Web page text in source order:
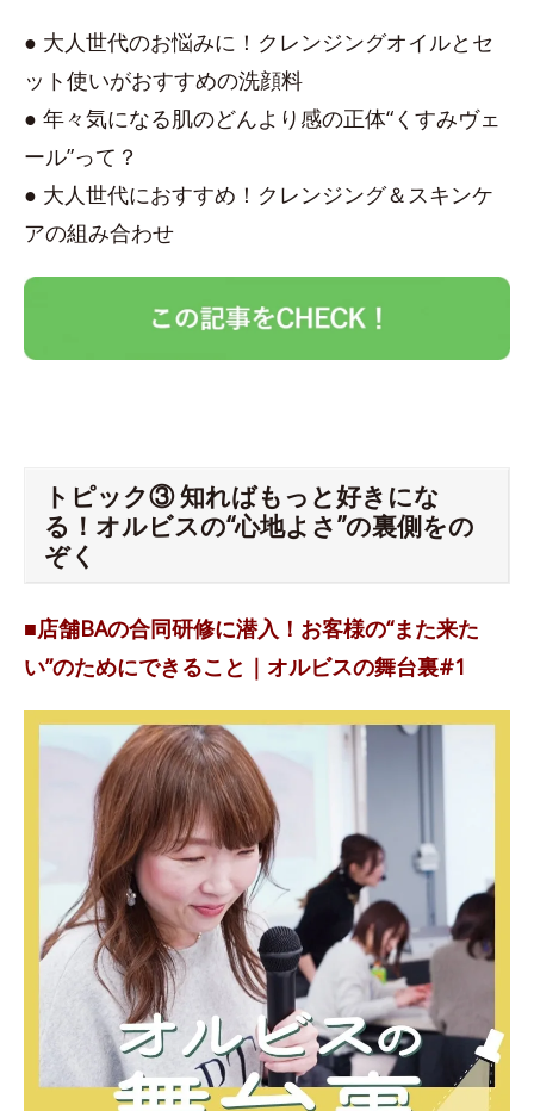
● 大人世代のお悩みに！クレンジングオイルとセ
ット使いがおすすめの洗顔料
● 年々気になる肌のどんより感の正体“くすみヴェ
ール”って？
● 大人世代におすすめ！クレンジング＆スキンケ
アの組み合わせ
トピック③ 知ればもっと好きにな
る！オルビスの“心地よさ”の裏側をの
ぞく
■店舗BAの合同研修に潜入！お客様の“また来た
い”のためにできること｜オルビスの舞台裏#1